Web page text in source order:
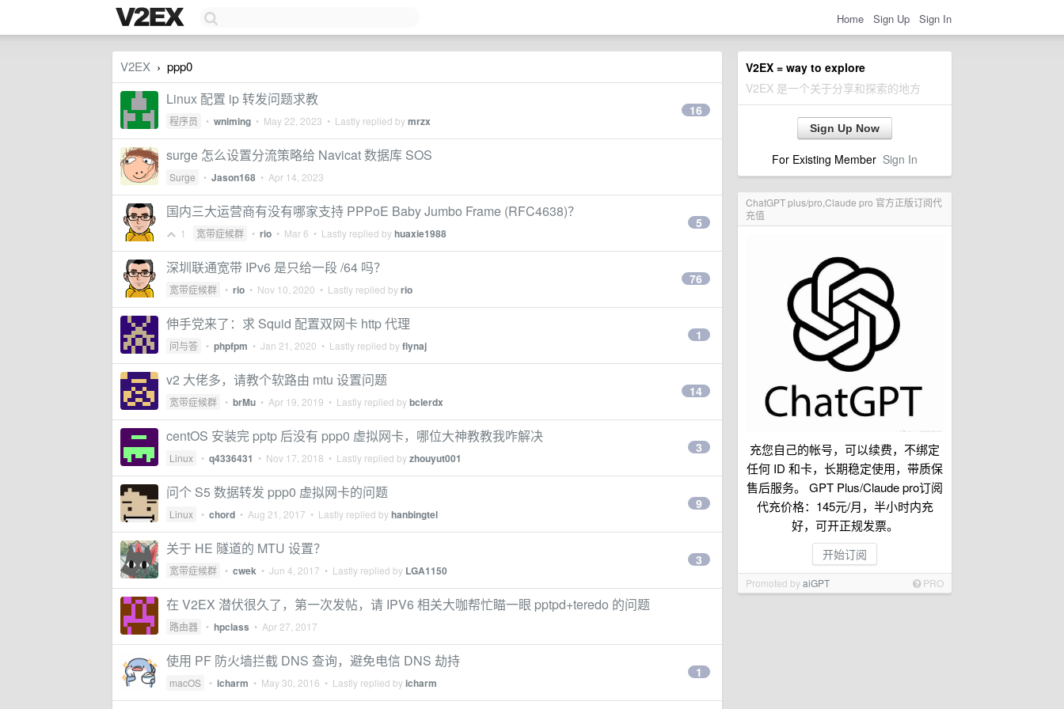
Home Sign Up Sign In
V2EX = way to explore
V2EX 是一个关于分享和探索的地方
Sign Up Now
For Existing Member Sign In
ChatGPT plus/pro,Claude pro 官方正版订阅代
充值
充您自己的帐号，可以续费，不绑定
任何 ID 和卡，长期稳定使用，带质保
售后服务。 GPT Plus/Claude pro订阅
代充价格：145元/月，半小时内充
好，可开正规发票。
开始订阅
Promoted byaiGPT PRO
V2EX › ppp0
Linux 配置 ip 转发问题求教
程序员 • wniming • May 22, 2023 • Lastly replied bymrzx
16
surge 怎么设置分流策略给 Navicat 数据库 SOS
Surge • Jason168 • Apr 14, 2023
国内三大运营商有没有哪家支持 PPPoE Baby Jumbo Frame (RFC4638)？
1 宽带症候群 • rio • Mar 6 • Lastly replied byhuaxie1988
5
深圳联通宽带 IPv6 是只给一段 /64 吗？
宽带症候群 • rio • Nov 10, 2020 • Lastly replied byrio
76
伸手党来了：求 Squid 配置双网卡 http 代理
问与答 • phpfpm • Jan 21, 2020 • Lastly replied byflynaj
1
v2 大佬多，请教个软路由 mtu 设置问题
宽带症候群 • brMu • Apr 19, 2019 • Lastly replied bybclerdx
14
centOS 安装完 pptp 后没有 ppp0 虚拟网卡，哪位大神教教我咋解决
Linux • q4336431 • Nov 17, 2018 • Lastly replied byzhouyut001
3
问个 S5 数据转发 ppp0 虚拟网卡的问题
Linux • chord • Aug 21, 2017 • Lastly replied byhanbingtel
9
关于 HE 隧道的 MTU 设置？
宽带症候群 • cwek • Jun 4, 2017 • Lastly replied by LGA1150
3
在 V2EX 潜伏很久了，第一次发帖，请 IPV6 相关大咖帮忙瞄一眼 pptpd+teredo 的问题
路由器 • hpclass • Apr 27, 2017
使用 PF 防火墙拦截 DNS 查询，避免电信 DNS 劫持
macOS • icharm • May 30, 2016 • Lastly replied byicharm
1